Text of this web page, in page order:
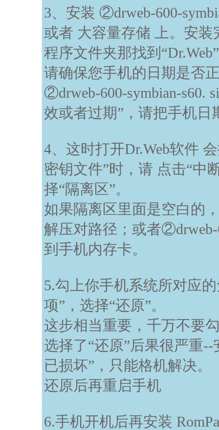
3、安装 ②drweb-600-
或者 大容量存储 上。安
程序文件夹那找到
请确保您手机的日期是否
②drweb-600-symbian-s60.
效或者过期”，请把手机日
4、这时打开Dr.Web软件
密钥文件”时，请 点击“中
择“隔离区”。
如果隔离区里面是空白的
解压对路径；或者②drweb-
到手机内存卡。
5.勾上你手机系统所对应
项”，选择“还原”。
这步相当重要，千万不要
选择了“还原”后果很严重
已损坏”，只能格机解决。
还原后再重启手机
6.手机开机后再安装